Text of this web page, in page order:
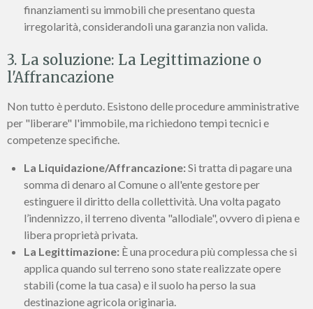
finanziamenti su immobili che presentano questa
irregolarità, considerandoli una garanzia non valida.
3. La soluzione: La Legittimazione o
l'Affrancazione
Non tutto è perduto. Esistono delle procedure amministrative
per "liberare" l'immobile, ma richiedono tempi tecnici e
competenze specifiche.
La Liquidazione/Affrancazione:Si tratta di pagare una
somma di denaro al Comune o all'ente gestore per
estinguere il diritto della collettività. Una volta pagato
l’indennizzo, il terreno diventa "allodiale", ovvero di piena e
libera proprietà privata.
La Legittimazione: È una procedura più complessa che si
applica quando sul terreno sono state realizzate opere
stabili (come la tua casa) e il suolo ha perso la sua
destinazione agricola originaria.